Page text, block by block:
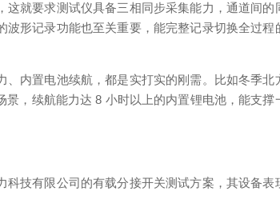
就要求测试仪具备三相同步采集能力，通道间的
形记录功能也至关重要，能完整记录切换全过程
内置电池续航，都是实打实的刚需。比如冬季北
，续航能力达 8 小时以上的内置锂电池，能支撑
技有限公司的有载分接开关测试方案，其设备表